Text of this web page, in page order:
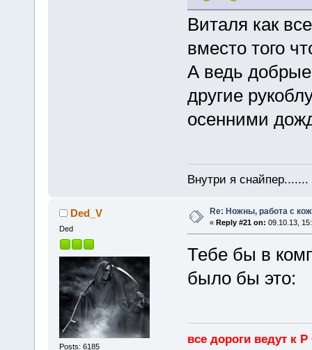
Виталя как
вместо того
А ведь
другие
осенними
Внутри я
Ded_V
Ded
Posts: 6185
Re: Ножны, работа с
« Reply #21 on: 09.10.13,
Тебе бы в
было бы это:
все дороги ведут к